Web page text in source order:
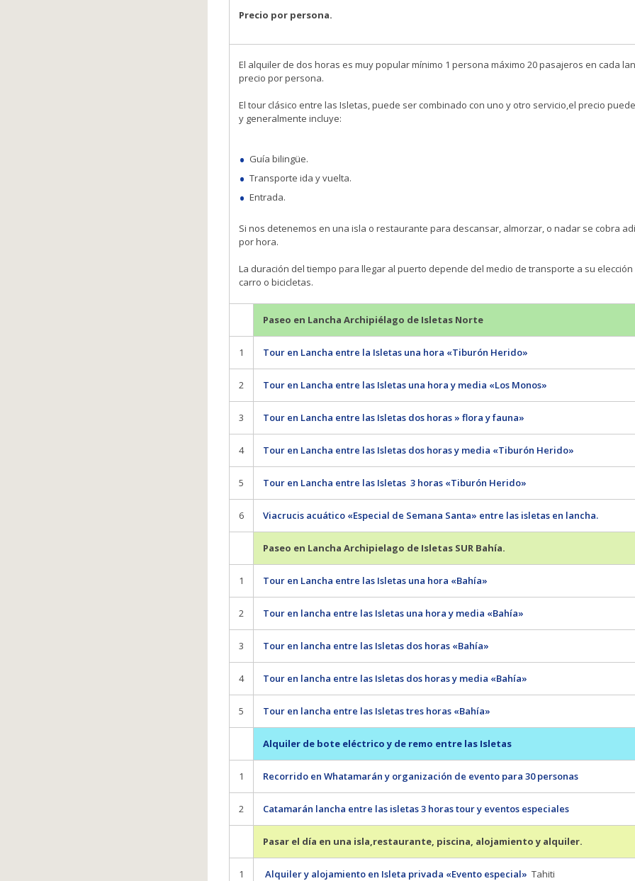
Precio por persona.
El alquiler de dos horas es muy popular mínimo 1 persona máximo 20 pasajeros en cada
precio por persona.
El tour clásico entre las Isletas, puede ser combinado con uno y otro servicio,el precio
y generalmente incluye:
Guía bilingüe.
Transporte ida y vuelta.
Entrada.
Si nos detenemos en una isla o restaurante para descansar, almorzar, o nadar se cobra
por hora.
La duración del tiempo para llegar al puerto depende del medio de transporte a su elección
carro o bicicletas.
Paseo en Lancha Archipiélago de Isletas Norte
1 Tour en Lancha entre la Isletas una hora «Tiburón Herido»
2 Tour en Lancha entre las Isletas una hora y media «Los Monos»
3 Tour en Lancha entre las Isletas dos horas » flora y fauna»
4 Tour en Lancha entre las Isletas dos horas y media «Tiburón Herido»
5 Tour en Lancha entre las Isletas 3 horas «Tiburón Herido»
6 Viacrucis acuático «Especial de Semana Santa» entre las isletas en lancha.
Paseo en Lancha Archipielago de Isletas SUR Bahía.
1 Tour en Lancha entre las Isletas una hora «Bahía»
2 Tour en lancha entre las Isletas una hora y media «Bahía»
3 Tour en lancha entre las Isletas dos horas «Bahía»
4 Tour en lancha entre las Isletas dos horas y media «Bahía»
5 Tour en lancha entre las Isletas tres horas «Bahía»
Alquiler de bote eléctrico y de remo entre las Isletas
1 Recorrido en Whatamarán y organización de evento para 30 personas
2 Catamarán lancha entre las isletas 3 horas tour y eventos especiales
Pasar el día en una isla,restaurante, piscina, alojamiento y alquiler.
1 Alquiler y alojamiento en Isleta privada «Evento especial» Tahiti